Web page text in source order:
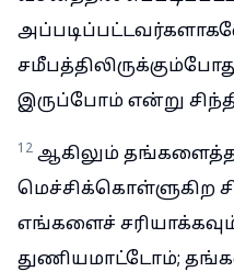
இருப்போம் என்று
12 ஆகிலும்
மெச்சிக்கொள்ளுகிற
எங்களைச்
துணியமாட்டோம்;